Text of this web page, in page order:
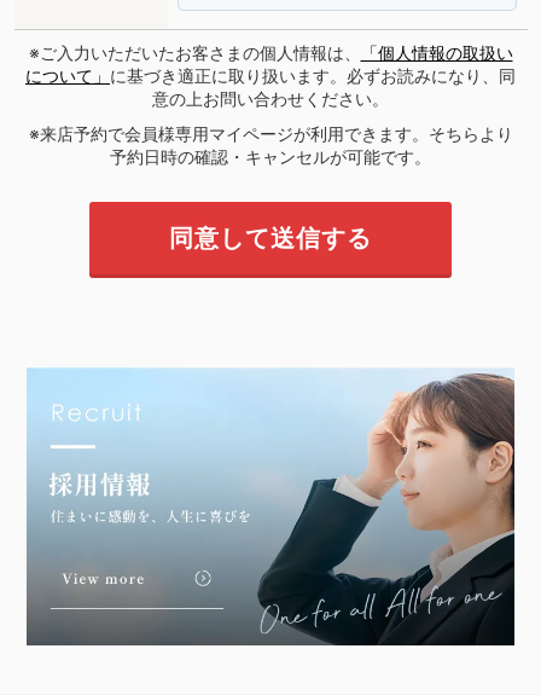
※ご入力いただいたお客さまの個人情報は、
「個人情報の取扱い
について」 に基づき適正に取り扱います。必ずお読みになり、同
意の上お問い合わせください。
※来店予約で会員様専用マイページが利用できます。そちらより
予約日時の確認・キャンセルが可能です。